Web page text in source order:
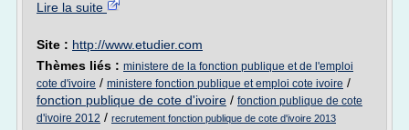
Lire la suite
Site : http://www.etudier.com
Thèmes liés : ministere de la fonction publique et de l'emploi
cote d'ivoire / ministere fonction publique et emploi cote ivoire /
fonction publique de cote d'ivoire / fonction publique de cote
d'ivoire 2012 / recrutement fonction publique de cote d'ivoire 2013